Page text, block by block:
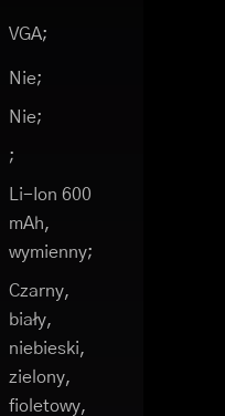
VGA;
Nie;
Nie;
;
Li-Ion 600
mAh,
wymienny;
Czarny,
biały,
niebieski,
zielony,
fioletowy,